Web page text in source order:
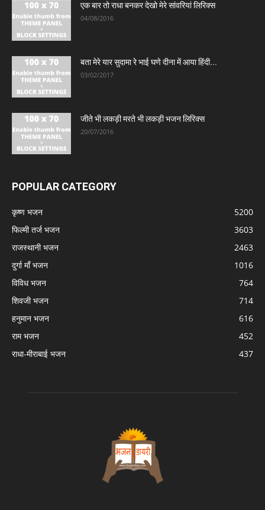
एक बार तो राधा बनकर देखो मेरे सांवरियां लिरिक्स
04/08/2016
बता मेरे यार सुदामा रे भाई घणे दीना में आया हिंदी...
03/02/2017
जीते भी लकड़ी मरते भी लकड़ी भजन लिरिक्स
20/07/2016
POPULAR CATEGORY
कृष्ण भजन
5200
फिल्मी तर्ज भजन
3603
राजस्थानी भजन
2463
दुर्गा माँ भजन
1016
विविध भजन
764
शिवजी भजन
714
हनुमान भजन
616
राम भजन
452
राधा-मीराबाई भजन
437